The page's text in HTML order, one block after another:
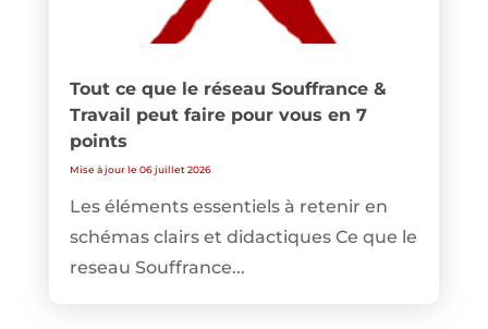
Tout ce que le réseau Souffrance &
Travail peut faire pour vous en 7
points
Mise à jour le 06 juillet 2026
Les éléments essentiels à retenir en
schémas clairs et didactiques Ce que le
reseau Souffrance...